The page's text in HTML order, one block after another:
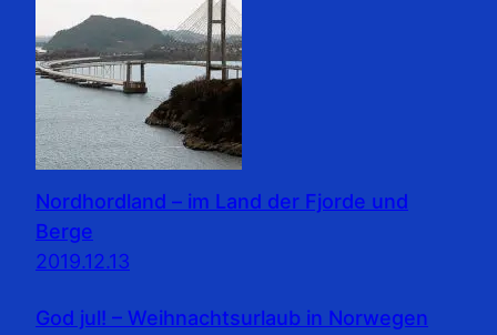
Nordhordland – im Land der Fjorde und
Berge
2019.12.13
God jul! – Weihnachtsurlaub in Norwegen